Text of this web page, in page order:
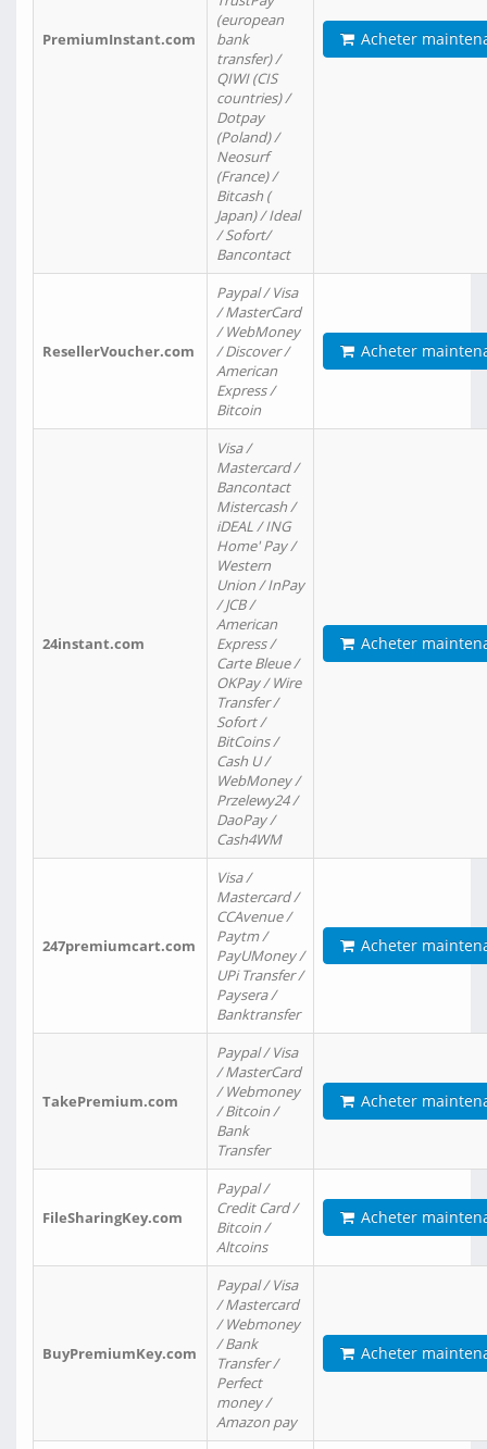
PremiumInstant.com
(european
bank
transfer) /
QIWI (CIS
countries) /
Dotpay
(Poland) /
Neosurf
(France) /
Bitcash (
Japan) / Ideal
/ Sofort/
Bancontact
Acheter
ResellerVoucher.com
Paypal / Visa
/ MasterCard
/ WebMoney
/ Discover /
American
Express /
Bitcoin
Acheter
24instant.com
Visa /
Mastercard /
Bancontact
Mistercash /
iDEAL / ING
Home' Pay /
Western
Union / InPay
/ JCB /
American
Express /
Carte Bleue /
OKPay / Wire
Transfer /
Sofort /
BitCoins /
Cash U /
WebMoney /
Przelewy24 /
DaoPay /
Cash4WM
Acheter
247premiumcart.com
Visa /
Mastercard /
CCAvenue /
Paytm /
PayUMoney /
UPi Transfer /
Paysera /
Banktransfer
Acheter
TakePremium.com
Paypal / Visa
/ MasterCard
/ Webmoney
/ Bitcoin /
Bank
Transfer
Acheter
FileSharingKey.com
Paypal /
Credit Card /
Bitcoin /
Altcoins
Acheter
BuyPremiumKey.com
Paypal / Visa
/ Mastercard
/ Webmoney
/ Bank
Transfer /
Perfect
money /
Amazon pay
Acheter